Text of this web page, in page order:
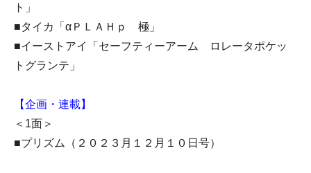
ト」
■タイカ「αＰＬＡＨｐ 極」
■イーストアイ「セーフティーアーム ロレータポケッ
トグランテ」
【企画・連載】
＜1面＞
■プリズム（２０２３月１２月１０日号）